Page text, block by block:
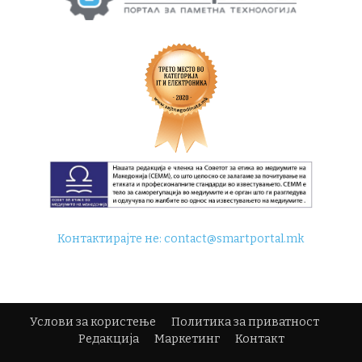
Контактирајте не:contact@smartportal.mk
Услови за користење
Политика за приватност
Редакција
Маркетинг Контакт